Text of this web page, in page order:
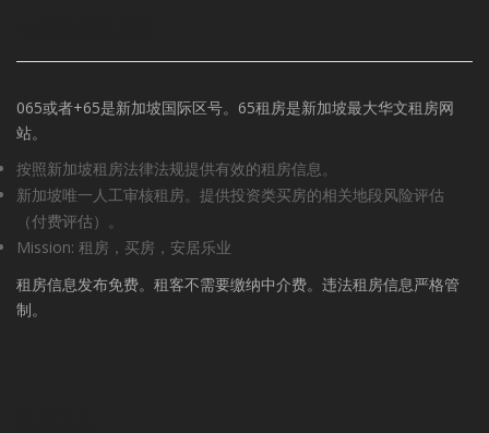
065或者+65是新加坡国际区号。65租房是新加坡最大华文租房网
站。
按照新加坡租房法律法规提供有效的租房信息。
新加坡唯一人工审核租房。提供投资类买房的相关地段风险评估
（付费评估）。
Mission: 租房，买房，安居乐业
租房信息发布免费。租客不需要缴纳中介费。违法租房信息严格管
制。